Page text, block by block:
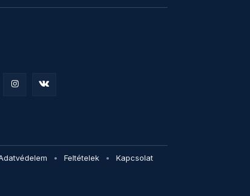
Feltételek Kapcsolat